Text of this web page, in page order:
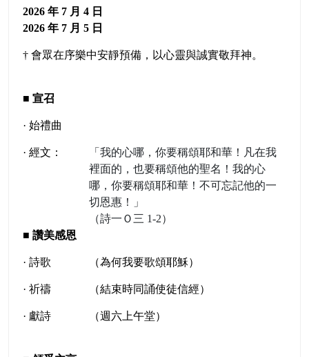
2026 年 7 月 4 日
2026 年 7 月 5 日
† 會眾在序樂中安靜預備，以心靈與誠實敬拜神。
■ 宣召
· 始禮曲
· 經文：
「我的心哪，你要稱頌耶和華！凡在我
裡面的，也要稱頌他的聖名！我的心
哪，你要稱頌耶和華！不可忘記他的一
切恩惠！」
（詩一Ｏ三 1-2）
■ 讚美感恩
· 詩歌 （為何我要歌頌耶穌）
· 祈禱 （結束時同誦使徒信經）
· 獻詩 （週六上午堂）